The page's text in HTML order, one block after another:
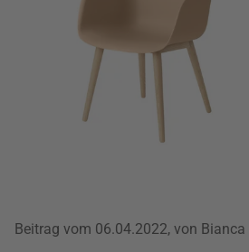
Beitrag vom 06.04.2022, von Bianca